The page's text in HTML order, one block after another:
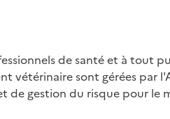
de santé et à tout
vétérinaire sont gérées
de gestion du risque pour